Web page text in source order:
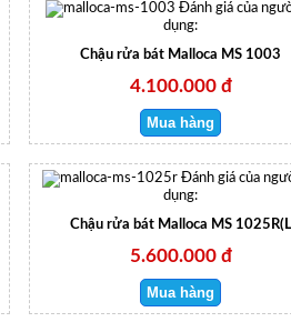
Đánh giá của
dụng:
Chậu rửa bát Malloca MS 1003
4.100.000 đ
Đánh giá của
dụng:
Chậu rửa bát Malloca MS 1025R(L
5.600.000 đ